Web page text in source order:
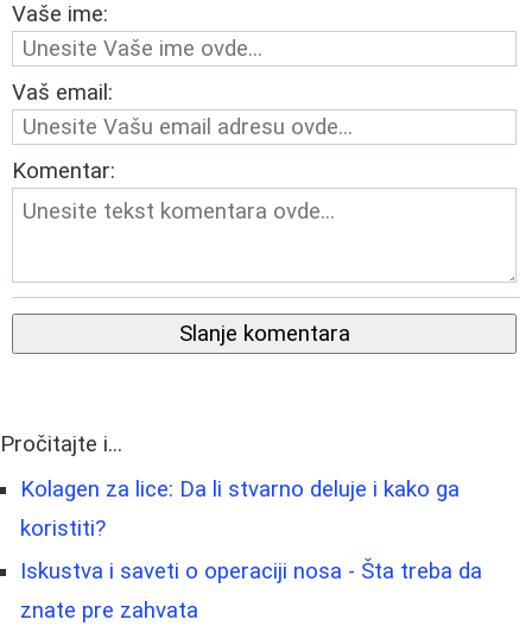
Vaše ime:
Vaš email:
Komentar:
Slanje komentara
Pročitajte i...
Kolagen za lice: Da li stvarno deluje i kako ga
koristiti?
Iskustva i saveti o operaciji nosa - Šta treba da
znate pre zahvata